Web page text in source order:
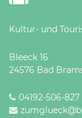
Kultur- und
Bleeck 16
24576 Bad
04192-506-827